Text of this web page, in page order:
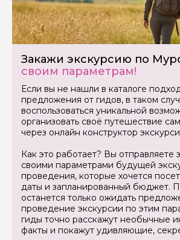
Закажи экскурсию по
своим параметрам!
Если вы не нашли в каталоге
предложения от гидов, в таком
воспользоваться уникальной
организовать своё путешествие
через онлайн конструктор
Как это работает? Вы отправляете
своими параметрами будущей
проведения, которые хочется
даты и запланированный бюджет.
останется только ожидать
проведение экскурсии по этим
гиды точно расскажут необычные
факты и покажут удивляющие,
Задайте свой вопрос гиду
Как вас зовут
Ваша электронная почта
Ваш номер телефона
Вопросы и комментарии
Если у вас есть интересующие
задать